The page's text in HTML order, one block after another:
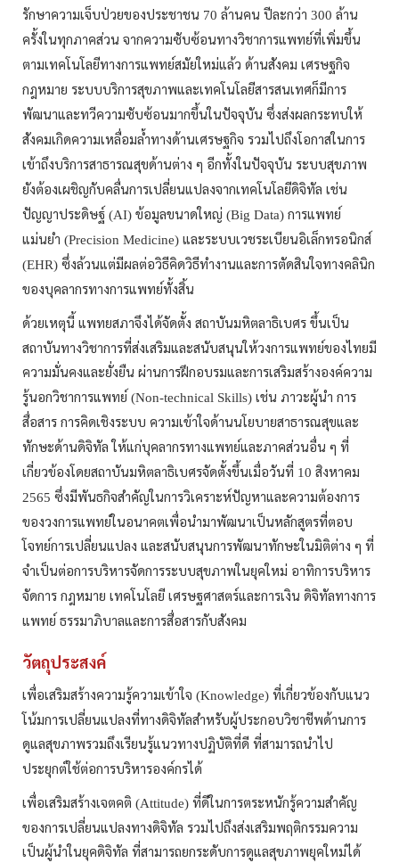
รักษาความเจ็บป่วยของประชาชน 70 ล้านคน ปีละกว่า 300 ล้าน
ครั้งในทุกภาคส่วน จากความซับซ้อนทางวิชาการแพทย์ที่เพิ่มขึ้น
ตามเทคโนโลยีทางการแพทย์สมัยใหม่แล้ว ด้านสังคม เศรษฐกิจ
กฎหมาย ระบบบริการสุขภาพและเทคโนโลยีสารสนเทศก็มีการ
พัฒนาและทวีความซับซ้อนมากขึ้นในปัจจุบัน ซึ่งส่งผลกระทบให้
สังคมเกิดความเหลื่อมล้ำทางด้านเศรษฐกิจ รวมไปถึงโอกาสในการ
เข้าถึงบริการสาธารณสุขด้านต่าง ๆ อีกทั้งในปัจจุบัน ระบบสุขภาพ
ยังต้องเผชิญกับคลื่นการเปลี่ยนแปลงจากเทคโนโลยีดิจิทัล เช่น
ปัญญาประดิษฐ์ (AI) ข้อมูลขนาดใหญ่ (Big Data) การแพทย์
แม่นยำ (Precision Medicine) และระบบเวชระเบียนอิเล็กทรอนิกส์
(EHR) ซึ่งล้วนแต่มีผลต่อวิธีคิดวิธีทำงานและการตัดสินใจทางคลินิก
ของบุคลากรทางการแพทย์ทั้งสิ้น
ด้วยเหตุนี้ แพทยสภาจึงได้จัดตั้ง สถาบันมหิตลาธิเบศร ขึ้นเป็น
สถาบันทางวิชาการที่ส่งเสริมและสนับสนุนให้วงการแพทย์ของไทยมี
ความมั่นคงและยั่งยืน ผ่านการฝึกอบรมและการเสริมสร้างองค์ความ
รู้นอกวิชาการแพทย์ (Non-technical Skills) เช่น ภาวะผู้นำ การ
สื่อสาร การคิดเชิงระบบ ความเข้าใจด้านนโยบายสาธารณสุขและ
ทักษะด้านดิจิทัล ให้แก่บุคลากรทางแพทย์และภาคส่วนอื่น ๆ ที่
เกี่ยวข้องโดยสถาบันมหิตลาธิเบศรจัดตั้งขึ้นเมื่อวันที่ 10 สิงหาคม
2565 ซึ่งมีพันธกิจสำคัญในการวิเคราะห์ปัญหาและความต้องการ
ของวงการแพทย์ในอนาคตเพื่อนำมาพัฒนาเป็นหลักสูตรที่ตอบ
โจทย์การเปลี่ยนแปลง และสนับสนุนการพัฒนาทักษะในมิติต่าง ๆ ที่
จำเป็นต่อการบริหารจัดการระบบสุขภาพในยุคใหม่ อาทิการบริหาร
จัดการ กฎหมาย เทคโนโลยี เศรษฐศาสตร์และการเงิน ดิจิทัลทางการ
แพทย์ ธรรมาภิบาลและการสื่อสารกับสังคม
วัตถุประสงค์
เพื่อเสริมสร้างความรู้ความเข้าใจ (Knowledge) ที่เกี่ยวข้องกับแนว
โน้มการเปลี่ยนแปลงที่ทางดิจิทัลสำหรับผู้ประกอบวิชาชีพด้านการ
ดูแลสุขภาพรวมถึงเรียนรู้แนวทางปฏิบัติที่ดี ที่สามารถนำไป
ประยุกต์ใช้ต่อการบริหารองค์กรได้
เพื่อเสริมสร้างเจตคติ (Attitude) ที่ดีในการตระหนักรู้ความสำคัญ
ของการเปลี่ยนแปลงทางดิจิทัล รวมไปถึงส่งเสริมพฤติกรรมความ
เป็นผู้นำในยุคดิจิทัล ที่สามารถยกระดับการดูแลสุขภาพยุคใหม่ได้